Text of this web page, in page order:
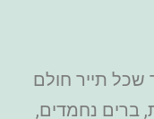
שכל תייר חולם
ברים נחמדים,